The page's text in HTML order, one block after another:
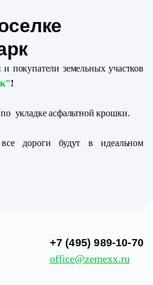
покупатели земельных участков
!
укладке асфальтной крошки.
дороги будут в идеальном
+7 (495) 989-10-70
office@zemexx.ru